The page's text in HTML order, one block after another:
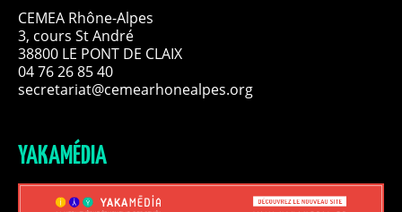
CEMEA Rhône-Alpes
3, cours St André
38800 LE PONT DE CLAIX
04 76 26 85 40
secretariat@cemearhonealpes.org
YAKAMÉDIA